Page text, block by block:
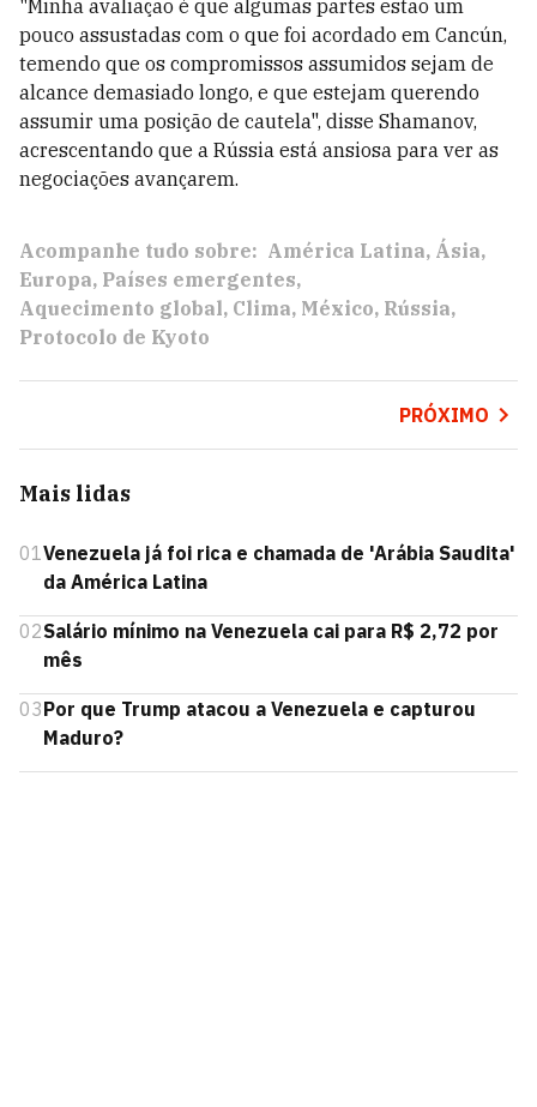
"Minha avaliação é que algumas partes estão um
pouco assustadas com o que foi acordado em Cancún,
temendo que os compromissos assumidos sejam de
alcance demasiado longo, e que estejam querendo
assumir uma posição de cautela", disse Shamanov,
acrescentando que a Rússia está ansiosa para ver as
negociações avançarem.
Acompanhe tudo sobre: América Latina Ásia
Europa Países emergentes
Aquecimento global Clima México Rússia
Protocolo de Kyoto
PRÓXIMO
Mais lidas
01Venezuela já foi rica e chamada de 'Arábia Saudita'
da América Latina
02Salário mínimo na Venezuela cai para R$ 2,72 por
mês
03Por que Trump atacou a Venezuela e capturou
Maduro?